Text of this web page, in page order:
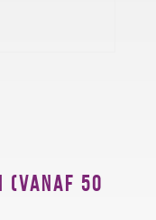
(VANAF 50